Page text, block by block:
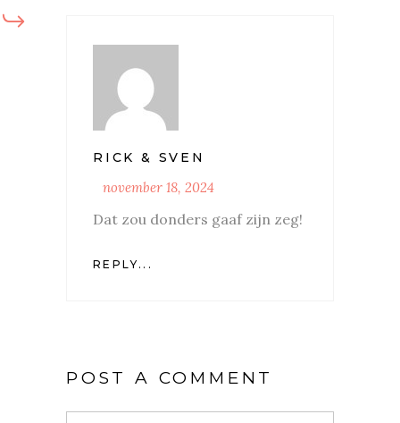
RICK & SVEN
november 18, 2024
Dat zou donders gaaf zijn zeg!
REPLY...
POST A COMMENT